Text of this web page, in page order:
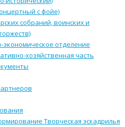
с фойе)
собраний, воинских и
отделение
хозяйственная часть
Творческая эскадрилья